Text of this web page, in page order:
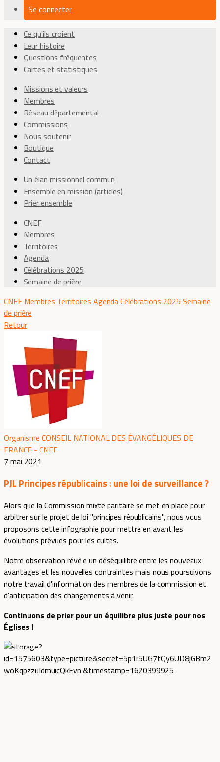
Se connecter
Ce qu'ils croient
Leur histoire
Questions fréquentes
Cartes et statistiques
Missions et valeurs
Membres
Réseau départemental
Commissions
Nous soutenir
Boutique
Contact
Un élan missionnel commun
Ensemble en mission (articles)
Prier ensemble
CNEF
Membres
Territoires
Agenda
Célébrations 2025
Semaine de prière
CNEF Membres Territoires AgendaCélébrations 2025 Semaine
de prière
Retour
Organisme CONSEIL NATIONAL DES ÉVANGÉLIQUES DE
FRANCE - CNEF
7 mai 2021
PJL Principes républicains : une loi de surveillance ?
Alors que la Commission mixte paritaire se met en place pour
arbitrer sur le projet de loi "principes républicains", nous vous
proposons cette infographie pour mettre en avant les
évolutions prévues pour les cultes.
Notre observation révèle un déséquilibre entre les nouveaux
avantages et les nouvelles contraintes mais nous poursuivons
notre travail d'information des membres de la commission et
d'anticipation des changements à venir.
Continuons de prier pour un équilibre plus juste pour nos
Églises !